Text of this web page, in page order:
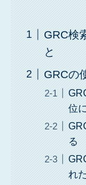
GRC検
と
GRCの
位
る
れ